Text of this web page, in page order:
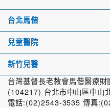
台北馬偕
兒童醫院
新竹兒醫
台灣基督長老教會馬偕醫療
(104217) 台北市中山區中山
電話:(02)2543-3535 傳真